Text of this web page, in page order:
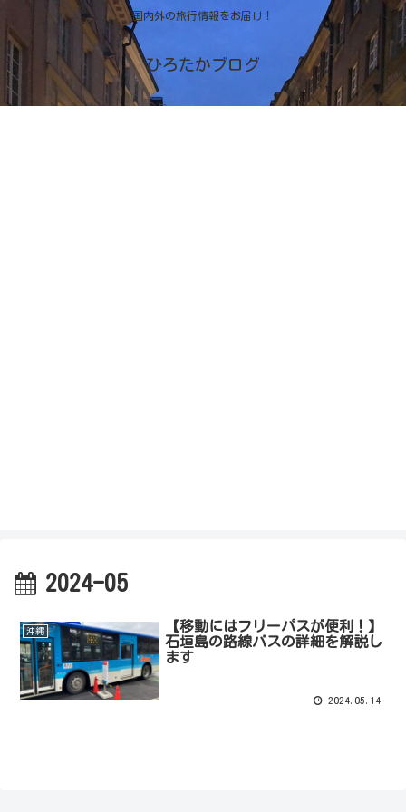
国内外の旅行情報をお届け！
ひろたかブログ
2024-05
沖縄
【移動にはフリーパスが便利！】
石垣島の路線バスの詳細を解説し
ます
2024.05.14